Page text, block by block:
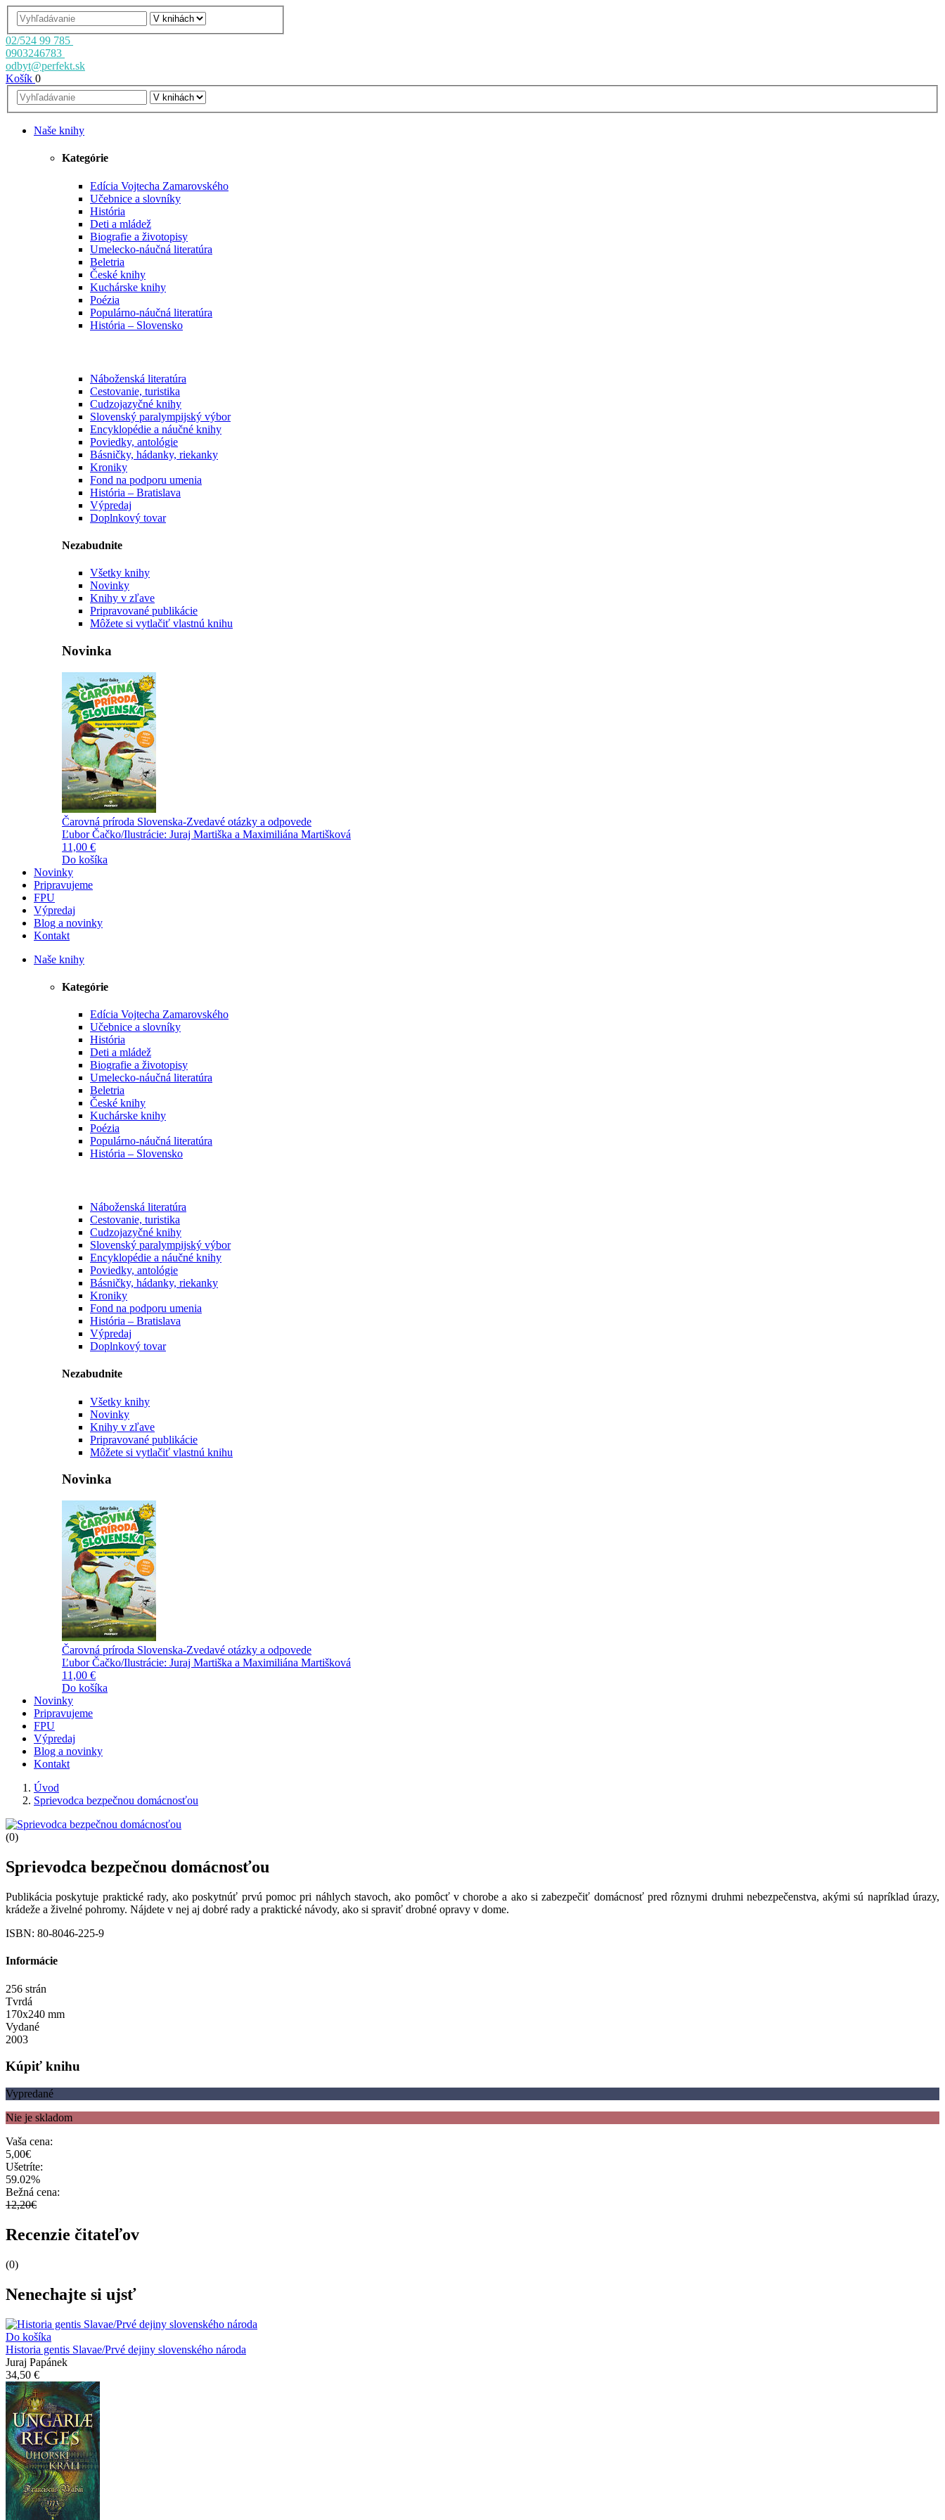
02/524 99 785
0903246783
odbyt@perfekt.sk
Košík 0
Naše knihy
Kategórie
Edícia Vojtecha Zamarovského
Učebnice a slovníky
História
Deti a mládež
Biografie a životopisy
Umelecko-náučná literatúra
Beletria
České knihy
Kuchárske knihy
Poézia
Populárno-náučná literatúra
História – Slovensko
Náboženská literatúra
Cestovanie, turistika
Cudzojazyčné knihy
Slovenský paralympijský výbor
Encyklopédie a náučné knihy
Poviedky, antológie
Básničky, hádanky, riekanky
Kroniky
Fond na podporu umenia
História – Bratislava
Výpredaj
Doplnkový tovar
Nezabudnite
Všetky knihy
Novinky
Knihy v zľave
Pripravované publikácie
Môžete si vytlačiť vlastnú knihu
Novinka
Čarovná príroda Slovenska-Zvedavé otázky a odpovede
Ľubor Čačko/Ilustrácie: Juraj Martiška a Maximiliána Martišková
11,00 €
Do košíka
Novinky
Pripravujeme
FPU
Výpredaj
Blog a novinky
Kontakt
Naše knihy
Kategórie
Edícia Vojtecha Zamarovského
Učebnice a slovníky
História
Deti a mládež
Biografie a životopisy
Umelecko-náučná literatúra
Beletria
České knihy
Kuchárske knihy
Poézia
Populárno-náučná literatúra
História – Slovensko
Náboženská literatúra
Cestovanie, turistika
Cudzojazyčné knihy
Slovenský paralympijský výbor
Encyklopédie a náučné knihy
Poviedky, antológie
Básničky, hádanky, riekanky
Kroniky
Fond na podporu umenia
História – Bratislava
Výpredaj
Doplnkový tovar
Nezabudnite
Všetky knihy
Novinky
Knihy v zľave
Pripravované publikácie
Môžete si vytlačiť vlastnú knihu
Novinka
Čarovná príroda Slovenska-Zvedavé otázky a odpovede
Ľubor Čačko/Ilustrácie: Juraj Martiška a Maximiliána Martišková
11,00 €
Do košíka
Novinky
Pripravujeme
FPU
Výpredaj
Blog a novinky
Kontakt
Úvod
Sprievodca bezpečnou domácnosťou
(0)
Sprievodca bezpečnou domácnosťou
Publikácia poskytuje praktické rady, ako poskytnúť prvú pomoc pri náhlych stavoch, ako pomôcť v chorobe a ako si zabezpečiť domácnosť pred rôznymi druhmi nebezpečenstva, akými sú napríklad úrazy,
krádeže a živelné pohromy. Nájdete v nej aj dobré rady a praktické návody, ako si spraviť drobné opravy v dome.
ISBN: 80-8046-225-9
Informácie
256 strán
Tvrdá
170x240 mm
Vydané
2003
Kúpiť knihu
Vypredané
Nie je skladom
Vaša cena:
5,00€
Ušetríte:
59.02%
Bežná cena:
12,20€
Recenzie čitateľov
(0)
Nenechajte si ujsť
Do košíka
Historia gentis Slavae/Prvé dejiny slovenského národa
Juraj Papánek
34,50 €